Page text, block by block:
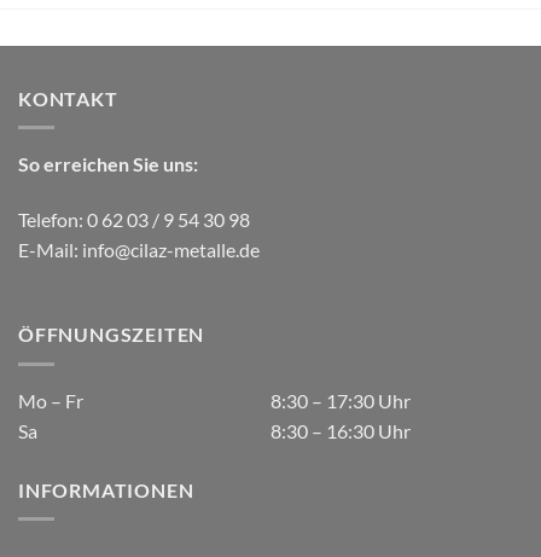
KONTAKT
So erreichen Sie uns:
Telefon: 0 62 03 / 9 54 30 98
E-Mail: info@cilaz-metalle.de
ÖFFNUNGSZEITEN
Mo – Fr
8:30 – 17:30 Uhr
Sa
8:30 – 16:30 Uhr
INFORMATIONEN